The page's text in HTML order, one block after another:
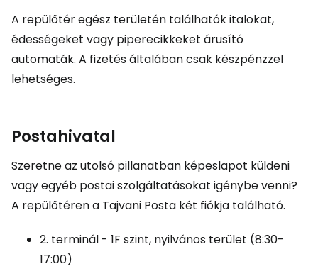
A repülőtér egész területén találhatók italokat,
édességeket vagy piperecikkeket árusító
automaták. A fizetés általában csak készpénzzel
lehetséges.
Postahivatal
Szeretne az utolsó pillanatban képeslapot küldeni
vagy egyéb postai szolgáltatásokat igénybe venni?
A repülőtéren a Tajvani Posta két fiókja található.
2. terminál - 1F szint, nyilvános terület (8:30-
17:00)